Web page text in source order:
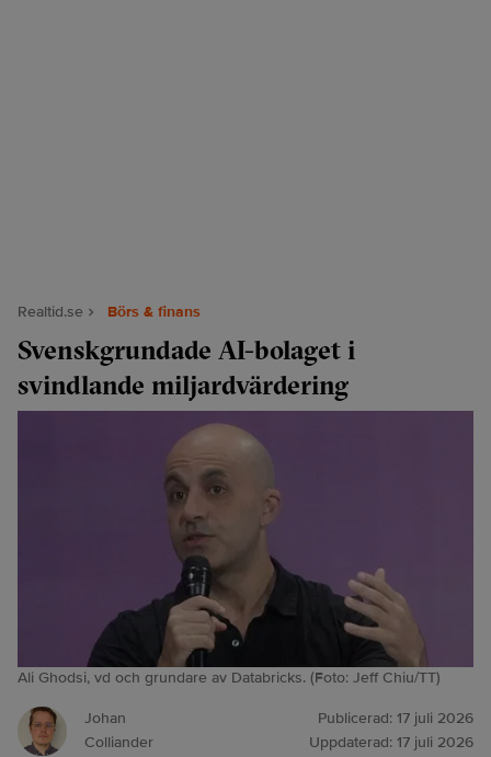
Realtid.se Börs & finans
Svenskgrundade AI-bolaget i
svindlande miljardvärdering
Ali Ghodsi, vd och grundare av Databricks. (Foto: Jeff Chiu/TT)
Johan
Colliander
Publicerad: 17 juli 2026
Uppdaterad: 17 juli 2026